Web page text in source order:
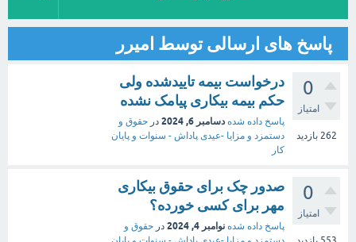
پاسخ های ارسالی توسط امیرر
0
امتیاز
262 بازدید
درخواست بیمه تاییدشده ولی
حکم بیمه بیکاری پیامک نشده
پاسخ داده شده دسامبر 6, 2024 در حقوق و
دستمزد و مزایا -عیدی پاداش - سنوات و پایان
کار
0
امتیاز
صدور چک برای حقوق بیکاری
مهر برای کسی خورده؟
پاسخ داده شده نوامبر 4, 2024 در حقوق و